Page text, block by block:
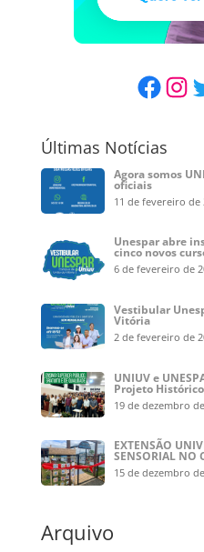
Últimas Notícias
Agora somos
oficiais
11 de fevereiro de
Unespar abre
cinco novos
6 de fevereiro de
Vestibular
Vitória
2 de fevereiro de
UNIUV e
Projeto Histórico
19 de dezembro
EXTENSÃO
SENSORIAL NO
15 de dezembro
Arquivo